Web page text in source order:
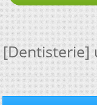
[Dentisterie]